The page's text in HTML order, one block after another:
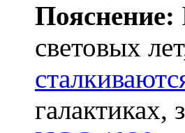
Пояснение:
световых
галактиках,